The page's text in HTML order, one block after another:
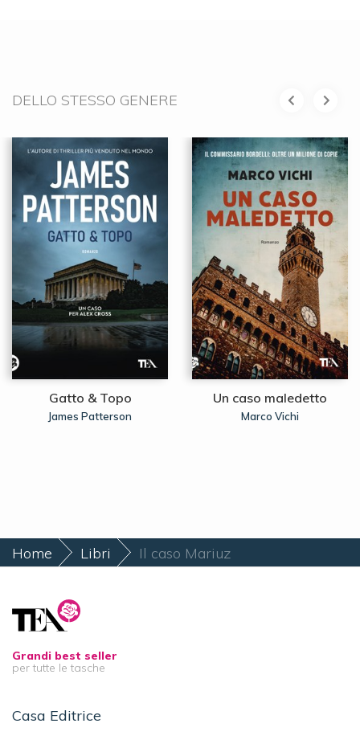
DELLO STESSO GENERE
Gatto & Topo
James Patterson
Un caso maledetto
Marco Vichi
Home Libri Il caso Mariuz
Grandi best seller
per tutte le tasche
Casa Editrice